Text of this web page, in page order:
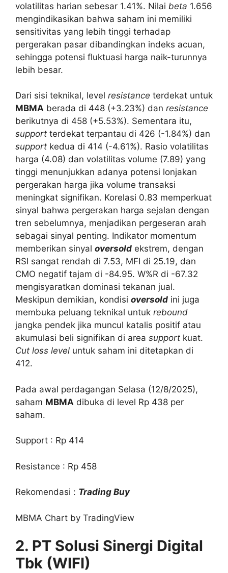
volatilitas harian sebesar 1.41%. Nilai beta 1.656
mengindikasikan bahwa saham ini memiliki
sensitivitas yang lebih tinggi terhadap
pergerakan pasar dibandingkan indeks acuan,
sehingga potensi fluktuasi harga naik-turunnya
lebih besar.
Dari sisi teknikal, level resistance terdekat untuk
MBMA berada di 448 (+3.23%) dan resistance
berikutnya di 458 (+5.53%). Sementara itu,
support terdekat terpantau di 426 (-1.84%) dan
support kedua di 414 (-4.61%). Rasio volatilitas
harga (4.08) dan volatilitas volume (7.89) yang
tinggi menunjukkan adanya potensi lonjakan
pergerakan harga jika volume transaksi
meningkat signifikan. Korelasi 0.83 memperkuat
sinyal bahwa pergerakan harga sejalan dengan
tren sebelumnya, menjadikan pergeseran arah
sebagai sinyal penting. Indikator momentum
memberikan sinyal oversold ekstrem, dengan
RSI sangat rendah di 7.53, MFI di 25.19, dan
CMO negatif tajam di -84.95. W%R di -67.32
mengisyaratkan dominasi tekanan jual.
Meskipun demikian, kondisi oversold ini juga
membuka peluang teknikal untuk rebound
jangka pendek jika muncul katalis positif atau
akumulasi beli signifikan di area support kuat.
Cut loss level untuk saham ini ditetapkan di
412.
Pada awal perdagangan Selasa (12/8/2025),
saham MBMA dibuka di level Rp 438 per
saham.
Support : Rp 414
Resistance : Rp 458
Rekomendasi : Trading Buy
MBMA Chart by TradingView
2. PT Solusi Sinergi Digital
Tbk (WIFI)